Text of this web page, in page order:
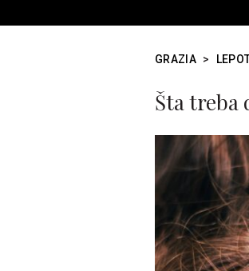
GRAZIA >
Šta treba